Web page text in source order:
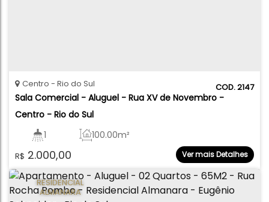
2147
Sala Comercial - Aluguel - Rua XV de Novembro -
Centro - Rio do Sul
R$ 2.000,00
Centro Rio do Sul
1 100.00m²
Ver mais Detalhes
RESIDENCIAL
ALMANARA